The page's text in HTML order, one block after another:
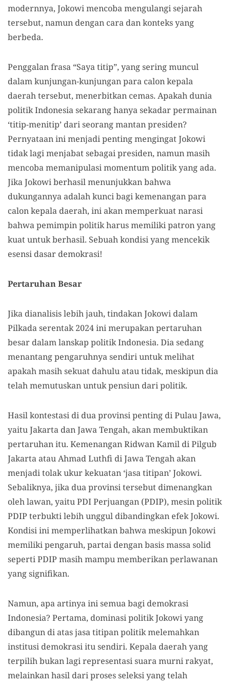
modernnya, Jokowi mencoba mengulangi sejarah
tersebut, namun dengan cara dan konteks yang
berbeda.
Penggalan frasa “Saya titip”, yang sering muncul
dalam kunjungan-kunjungan para calon kepala
daerah tersebut, menerbitkan cemas. Apakah dunia
politik Indonesia sekarang hanya sekadar permainan
‘titip-menitip’ dari seorang mantan presiden?
Pernyataan ini menjadi penting mengingat Jokowi
tidak lagi menjabat sebagai presiden, namun masih
mencoba memanipulasi momentum politik yang ada.
Jika Jokowi berhasil menunjukkan bahwa
dukungannya adalah kunci bagi kemenangan para
calon kepala daerah, ini akan memperkuat narasi
bahwa pemimpin politik harus memiliki patron yang
kuat untuk berhasil. Sebuah kondisi yang mencekik
esensi dasar demokrasi!
Pertaruhan Besar
Jika dianalisis lebih jauh, tindakan Jokowi dalam
Pilkada serentak 2024 ini merupakan pertaruhan
besar dalam lanskap politik Indonesia. Dia sedang
menantang pengaruhnya sendiri untuk melihat
apakah masih sekuat dahulu atau tidak, meskipun dia
telah memutuskan untuk pensiun dari politik.
Hasil kontestasi di dua provinsi penting di Pulau Jawa,
yaitu Jakarta dan Jawa Tengah, akan membuktikan
pertaruhan itu. Kemenangan Ridwan Kamil di Pilgub
Jakarta atau Ahmad Luthfi di Jawa Tengah akan
menjadi tolak ukur kekuatan ‘jasa titipan’ Jokowi.
Sebaliknya, jika dua provinsi tersebut dimenangkan
oleh lawan, yaitu PDI Perjuangan (PDIP), mesin politik
PDIP terbukti lebih unggul dibandingkan efek Jokowi.
Kondisi ini memperlihatkan bahwa meskipun Jokowi
memiliki pengaruh, partai dengan basis massa solid
seperti PDIP masih mampu memberikan perlawanan
yang signifikan.
Namun, apa artinya ini semua bagi demokrasi
Indonesia? Pertama, dominasi politik Jokowi yang
dibangun di atas jasa titipan politik melemahkan
institusi demokrasi itu sendiri. Kepala daerah yang
terpilih bukan lagi representasi suara murni rakyat,
melainkan hasil dari proses seleksi yang telah